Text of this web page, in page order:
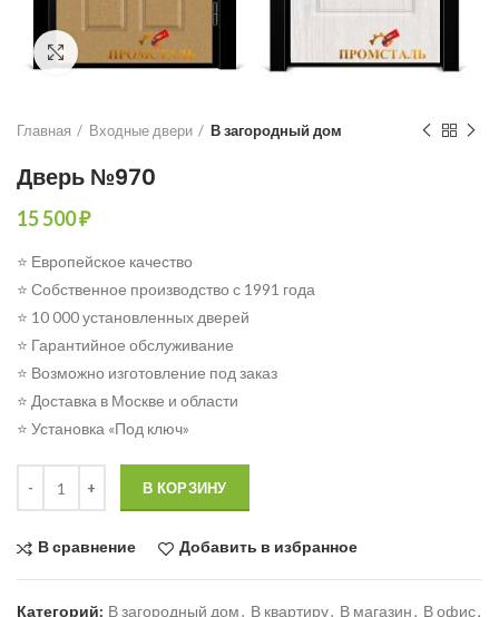
Click to enlarge
Главная Входные двери В загородный дом
Дверь №970
15 500₽
⭐ Европейское качество
⭐ Собственное производство с 1991 года
⭐ 10 000 установленных дверей
⭐ Гарантийное обслуживание
⭐ Возможно изготовление под заказ
⭐ Доставка в Москве и области
⭐ Установка «Под ключ»
В КОРЗИНУ
В сравнение Добавить в избранное
Категорий: В загородный дом, В квартиру, В магазин, В офис,